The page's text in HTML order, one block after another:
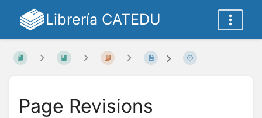
Librería CATEDU
Page Revisions